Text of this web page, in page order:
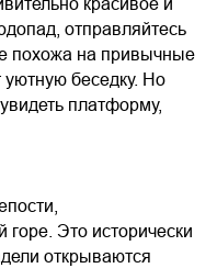
отправляйтесь
похожа на привычные
беседку. Но
платформу,
Это исторически
открываются